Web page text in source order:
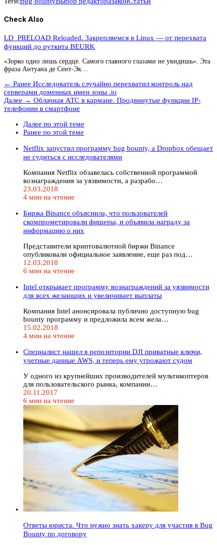
Check Also
LD_PRELOAD Reloaded. Закрепляемся в Linux — от перехвата
функций до руткита BEURK
«Зорко одно лишь сердце. Самого главного глазами не увидишь». Эта
фраза Антуана де Сент-Эк…
← Ранее Исследователь случайно перехватил контроль над
серверами доменных имен зоны .io
Далее → Облачная АТС в кармане. Продвинутые функции IP-
телефонии в смартфоне
Далее по этой теме
Ранее по этой теме
Netflix запустил программу bug bounty, а Dropbox обещает
не судиться с исследователями
Компания Netflix обзавелась собственной программой
вознаграждения за уязвимости, а разрабо…
23.03.2018
4 мин на чтение
Биржа Binance объяснила, что пользователей
скомпрометировали фишеры, и объявила награду за
информацию о них
Представители криптовалютной биржи Binance
опубликовали официальное заявление, еще раз под…
12.03.2018
6 мин на чтение
Intel открывает программу вознаграждений за уязвимости
для всех желающих и увеличивает выплаты
Компания Intel анонсировала публично доступную bug
bounty программу и предложила всем жела…
15.02.2018
4 мин на чтение
Специалист нашел в репозитории DJI приватные ключи,
учетные данные AWS, и теперь ему угрожают судом
У одного из крупнейших производителей мультикоптеров
для пользовательского рынка, компании…
20.11.2017
6 мин на чтение
Ответы юриста. Что нужно знать хакеру для участия в Bug
Bounty по договору